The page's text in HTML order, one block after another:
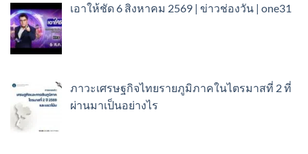
เอาให้ชัด 6 สิงหาคม 2569 | ข่าวช่องวัน | one31
ภาวะเศรษฐกิจไทยรายภูมิภาคในไตรมาสที่ 2 ที่
ผ่านมาเป็นอย่างไร